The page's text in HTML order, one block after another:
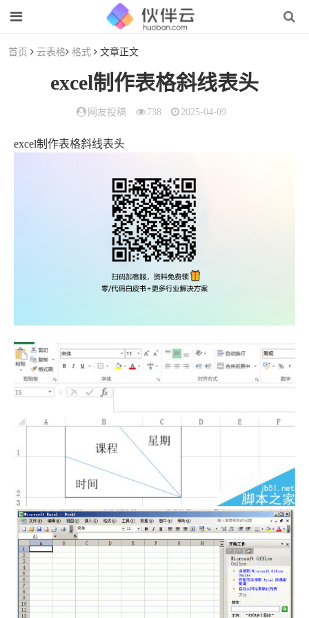
首页 云表格 格式 文章正文
excel制作表格斜线表头
网友投稿 738 2025-04-09
excel制作表格斜线表头